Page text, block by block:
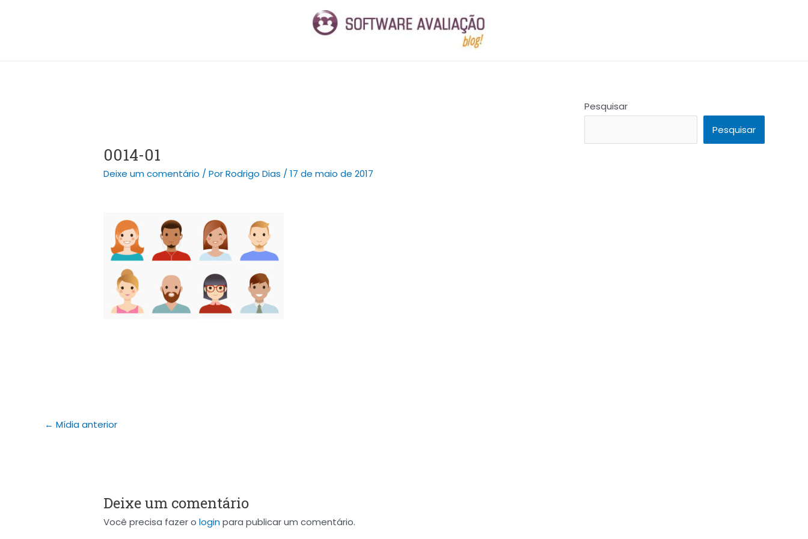
0014-01
Deixe um comentário / PorRodrigo Dias /17 de maio de 2017
← Mídia anterior
Deixe um comentário
Você precisa fazer ologinpara publicar um comentário.
Pesquisar
Pesquisar